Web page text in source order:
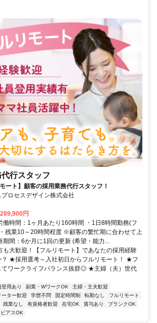
行スタッフ
ート】顧客の採用業務代行スタッフ！
ロセスデザイン株式会社
円
働時間：1ヶ月あたり160時間 ・1日8時間勤務(フ
残業10～20時間程度 ※顧客の繁忙期に合わせて上
期間：6か月に1回の更新 (希望・能力...
も大歓迎！【フルリモート】であなたの採用経験
？ ★採用選考～入社初日からフルリモート！ ★フ
てワークライフバランス抜群◎ ★主婦（夫）世代
登用あり 副業・WワークOK
主婦・主夫歓迎
ーター歓迎 学歴不問 固定時間制 転勤なし
フルリモート
残業なし 有資格者歓迎 在宅OK 賞与あり
ブランクOK
ピアスOK